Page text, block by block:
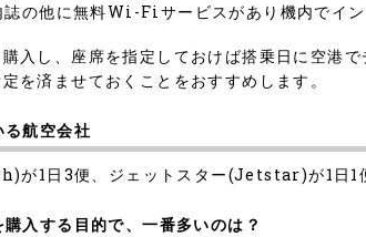
の他に無料Wi-Fiサービスがあり機内でイン
入し、座席を指定しておけば搭乗日に空港で
を済ませておくことをおすすめします。
航空会社
が1日3便、ジェットスター(Jetstar)が1日1
入する目的で、一番多いのは？